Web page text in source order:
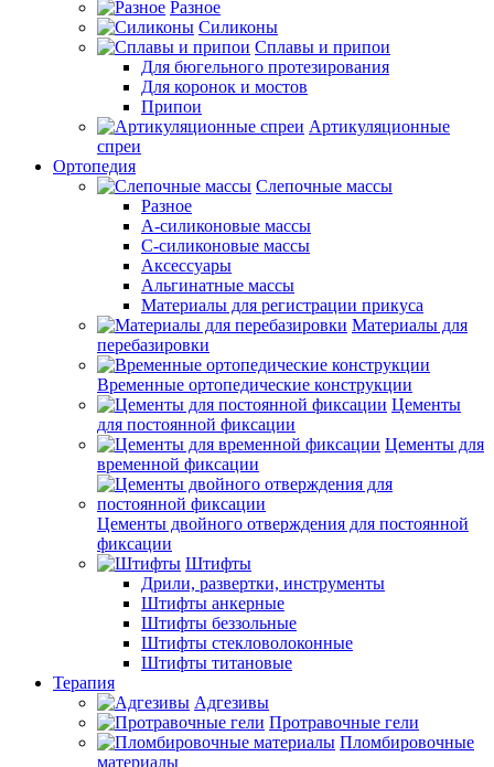
Разное
Силиконы
Сплавы и припои
Для бюгельного протезирования
Для коронок и мостов
Припои
Артикуляционные
спреи
Ортопедия
Слепочные массы
Разное
А-силиконовые массы
С-силиконовые массы
Аксессуары
Альгинатные массы
Материалы для регистрации прикуса
Материалы для
перебазировки
Временные ортопедические конструкции
Цементы
для постоянной фиксации
Цементы для
временной фиксации
Цементы двойного отверждения для постоянной
фиксации
Штифты
Дрили, развертки, инструменты
Штифты анкерные
Штифты беззольные
Штифты стекловолоконные
Штифты титановые
Терапия
Адгезивы
Протравочные гели
Пломбировочные
материалы